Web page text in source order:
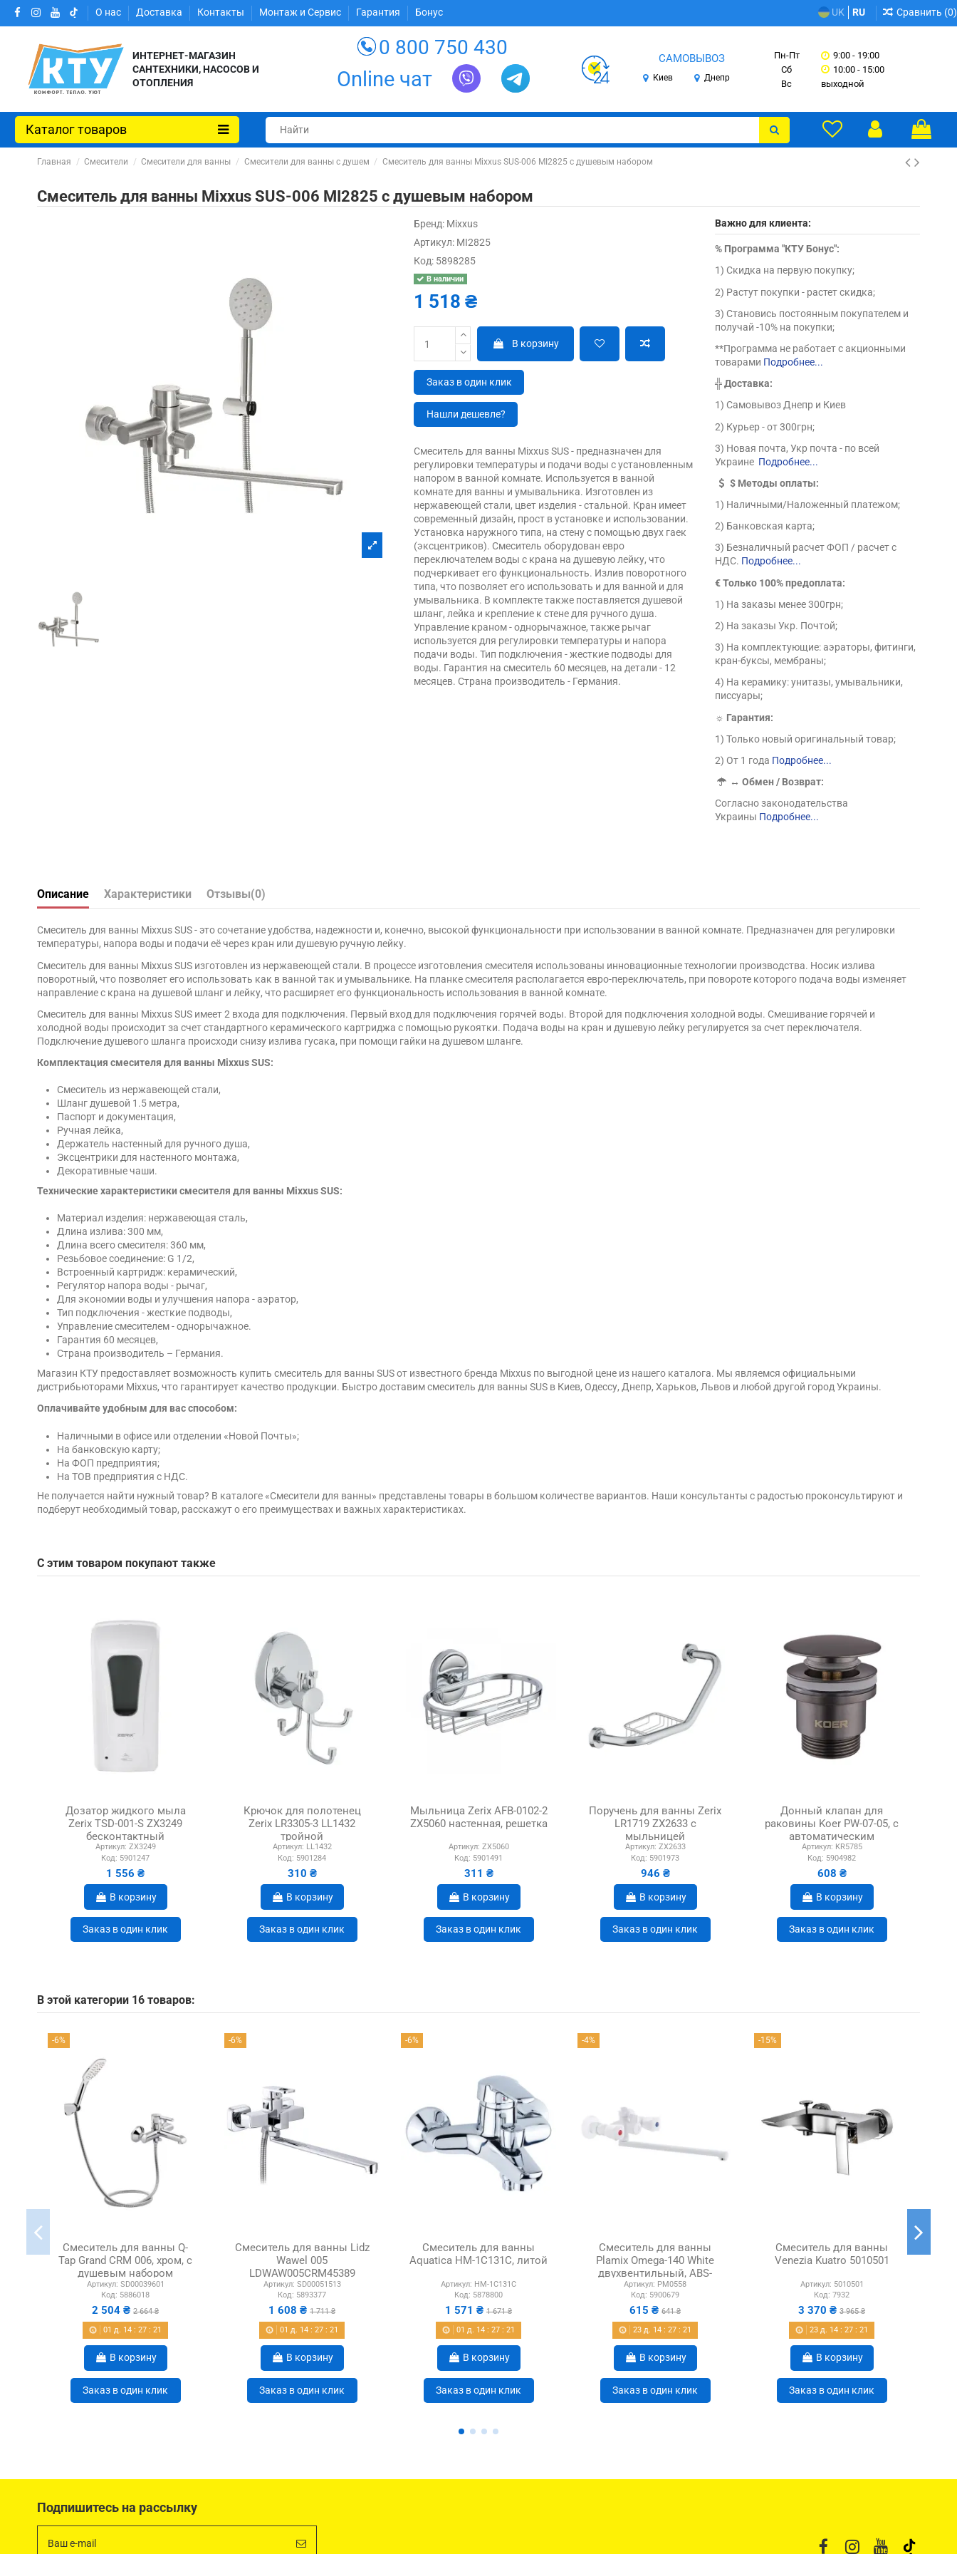
О нас Доставка Контакты Монтаж и Сервис Гарантия Бонус UK RU Сравнить (0)
ИНТЕРНЕТ-МАГАЗИН
САНТЕХНИКИ, НАСОСОВ И
ОТОПЛЕНИЯ
0 800 750 430
Online чат
САМОВЫВОЗ
Киев Днепр
Пн-Пт
Сб
Вс
9:00 - 19:00
10:00 - 15:00
выходной
Каталог товаров
Главная Смесители Смесители для ванны Смесители для ванны с душем Смеситель для ванны Mixxus SUS-006 MI2825 с душевым набором
Смеситель для ванны Mixxus SUS-006 MI2825 с душевым набором
Бренд: Mixxus
Артикул: MI2825
Код: 5898285
В наличии
1 518 ₴
В корзину
Заказ в один клик
Нашли дешевле?
Смеситель для ванны Mixxus SUS - предназначен для
регулировки температуры и подачи воды с установленным
напором в ванной комнате. Используется в ванной
комнате для ванны и умывальника. Изготовлен из
нержавеющей стали, цвет изделия - стальной. Кран имеет
современный дизайн, прост в установке и использовании.
Установка наружного типа, на стену с помощью двух гаек
(эксцентриков). Смеситель оборудован евро
переключателем воды с крана на душевую лейку, что
подчеркивает его функциональность. Излив поворотного
типа, что позволяет его использовать и для ванной и для
умывальника. В комплекте также поставляется душевой
шланг, лейка и крепление к стене для ручного душа.
Управление краном - однорычажное, также рычаг
используется для регулировки температуры и напора
подачи воды. Тип подключения - жесткие подводы для
воды. Гарантия на смеситель 60 месяцев, на детали - 12
месяцев. Страна производитель - Германия.
Важно для клиента:
% Программа "КТУ Бонус":
1) Скидка на первую покупку;
2) Растут покупки - растет скидка;
3) Становись постоянным покупателем и
получай -10% на покупки;
**Программа не работает с акционными
товарами Подробнее...
╬Доставка:
1) Самовывоз Днепр и Киев
2) Курьер - от 300грн;
3) Новая почта, Укр почта - по всей
Украине Подробнее...
$ Методы оплаты:
1) Наличными/Наложенный платежом;
2) Банковская карта;
3) Безналичный расчет ФОП / расчет с
НДС. Подробнее...
€ Только 100% предоплата:
1) На заказы менее 300грн;
2) На заказы Укр. Почтой;
3) На комплектующие: аэраторы, фитинги,
кран-буксы, мембраны;
4) На керамику: унитазы, умывальники,
писсуары;
☼ Гарантия:
1) Только новый оригинальный товар;
2) От 1 года Подробнее...
↔Обмен / Возврат:
Согласно законодательства
Украины Подробнее...
Описание Характеристики Отзывы(0)
Смеситель для ванны Mixxus SUS - это сочетание удобства, надежности и, конечно, высокой функциональности при использовании в ванной комнате. Предназначен для регулировки
температуры, напора воды и подачи её через кран или душевую ручную лейку.
Смеситель для ванны Mixxus SUS изготовлен из нержавеющей стали. В процессе изготовления смесителя использованы инновационные технологии производства. Носик излива
поворотный, что позволяет его использовать как в ванной так и умывальнике. На планке смесителя располагается евро-переключатель, при повороте которого подача воды изменяет
направление с крана на душевой шланг и лейку, что расширяет его функциональность использования в ванной комнате.
Смеситель для ванны Mixxus SUS имеет 2 входа для подключения. Первый вход для подключения горячей воды. Второй для подключения холодной воды. Смешивание горячей и
холодной воды происходит за счет стандартного керамического картриджа с помощью рукоятки. Подача воды на кран и душевую лейку регулируется за счет переключателя.
Подключение душевого шланга происходи снизу излива гусака, при помощи гайки на душевом шланге.
Комплектация смесителя для ванны Mixxus SUS:
Смеситель из нержавеющей стали,
Шланг душевой 1.5 метра,
Паспорт и документация,
Ручная лейка,
Держатель настенный для ручного душа,
Эксцентрики для настенного монтажа,
Декоративные чаши.
Технические характеристики смесителя для ванны Mixxus SUS:
Материал изделия: нержавеющая сталь,
Длина излива: 300 мм,
Длина всего смесителя: 360 мм,
Резьбовое соединение: G 1/2,
Встроенный картридж: керамический,
Регулятор напора воды - рычаг,
Для экономии воды и улучшения напора - аэратор,
Тип подключения - жесткие подводы,
Управление смесителем - однорычажное.
Гарантия 60 месяцев,
Страна производитель – Германия.
Магазин КТУ предоставляет возможность купить смеситель для ванны SUS от известного бренда Mixxus по выгодной цене из нашего каталога. Мы являемся официальными
дистрибьюторами Mixxus, что гарантирует качество продукции. Быстро доставим смеситель для ванны SUS в Киев, Одессу, Днепр, Харьков, Львов и любой другой город Украины.
Оплачивайте удобным для вас способом:
Наличными в офисе или отделении «Новой Почты»;
На банковскую карту;
На ФОП предприятия;
На ТОВ предприятия с НДС.
Не получается найти нужный товар? В каталоге «Смесители для ванны» представлены товары в большом количестве вариантов. Наши консультанты с радостью проконсультируют и
подберут необходимый товар, расскажут о его преимуществах и важных характеристиках.
С этим товаром покупают также
Дозатор жидкого мыла
Zerix TSD-001-S ZX3249
бесконтактный
Артикул: ZX3249
Код: 5901247
1 556 ₴
В корзину
Заказ в один клик
Крючок для полотенец
Zerix LR3305-3 LL1432
тройной
Артикул: LL1432
Код: 5901284
310 ₴
В корзину
Заказ в один клик
Мыльница Zerix AFB-0102-2
ZX5060 настенная, решетка
Артикул: ZX5060
Код: 5901491
311 ₴
В корзину
Заказ в один клик
Поручень для ванны Zerix
LR1719 ZX2633 с
мыльницей
Артикул: ZX2633
Код: 5901973
946 ₴
В корзину
Заказ в один клик
Донный клапан для
раковины Koer PW-07-05, с
автоматическим
переливом СLICK-СLACK
Артикул: KR5785
Код: 5904982
608 ₴
В корзину
Заказ в один клик
В этой категории 16 товаров:
-6%
Смеситель для ванны Q-
Tap Grand CRM 006, хром, с
душевым набором
Артикул: SD00039601
Код: 5886018
2 504 ₴ 2 664 ₴
01 д. 14 :27 :21
В корзину
Заказ в один клик
-6%
Смеситель для ванны Lidz
Wawel 005
LDWAW005CRM45389
Chrome, с душевым
набором
Артикул: SD00051513
Код: 5893377
1 608 ₴ 1 711 ₴
01 д. 14 :27 :21
В корзину
Заказ в один клик
-6%
Смеситель для ванны
Aquatica HM-1C131C, литой
Артикул: HM-1C131C
Код: 5878800
1 571 ₴ 1 671 ₴
01 д. 14 :27 :21
В корзину
Заказ в один клик
-4%
Смеситель для ванны
Plamix Omega-140 White
двухвентильный, ABS-
пластик
Артикул: PM0558
Код: 5900679
615 ₴ 641 ₴
23 д. 14 :27 :21
В корзину
Заказ в один клик
-15%
Смеситель для ванны
Venezia Kuatro 5010501
Артикул: 5010501
Код: 7932
3 370 ₴ 3 965 ₴
23 д. 14 :27 :21
В корзину
Заказ в один клик
Подпишитесь на рассылку